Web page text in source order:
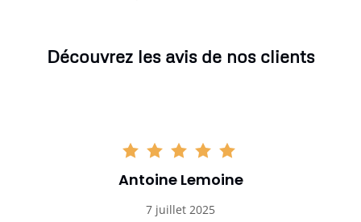
Découvrez les avis de nos clients
Antoine Lemoine
7 juillet 2025